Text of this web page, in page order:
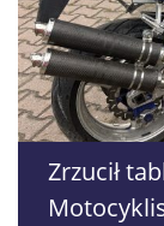
Zrzucił